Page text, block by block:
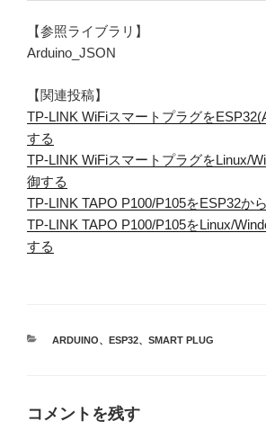
【参照ライブラリ】
Arduino_JSON
【関連投稿】
TP-LINK WiFiスマートプラグを
する
TP-LINK WiFiスマートプラグをLinux/
御する
TP-LINK TAPO P100/P105をESP32か
TP-LINK TAPO P100/P105をLinux/
する
カ
ARDUINO、 ESP32、 SMART PLUG
コメントを残す